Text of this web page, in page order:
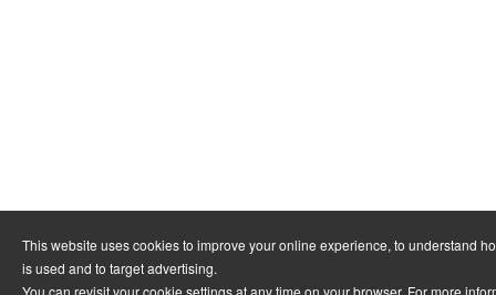
This website uses cookies to improve your online experience, to understand
is used and to target advertising.
You can revisit your cookie settings at any time on your browser. For more